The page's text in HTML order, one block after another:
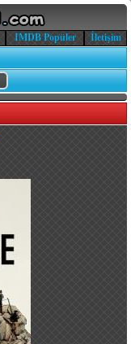
IMDB Popüler
İletişim